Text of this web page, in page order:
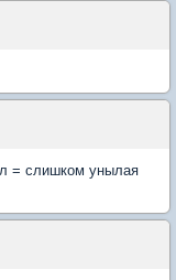
= слишком унылая